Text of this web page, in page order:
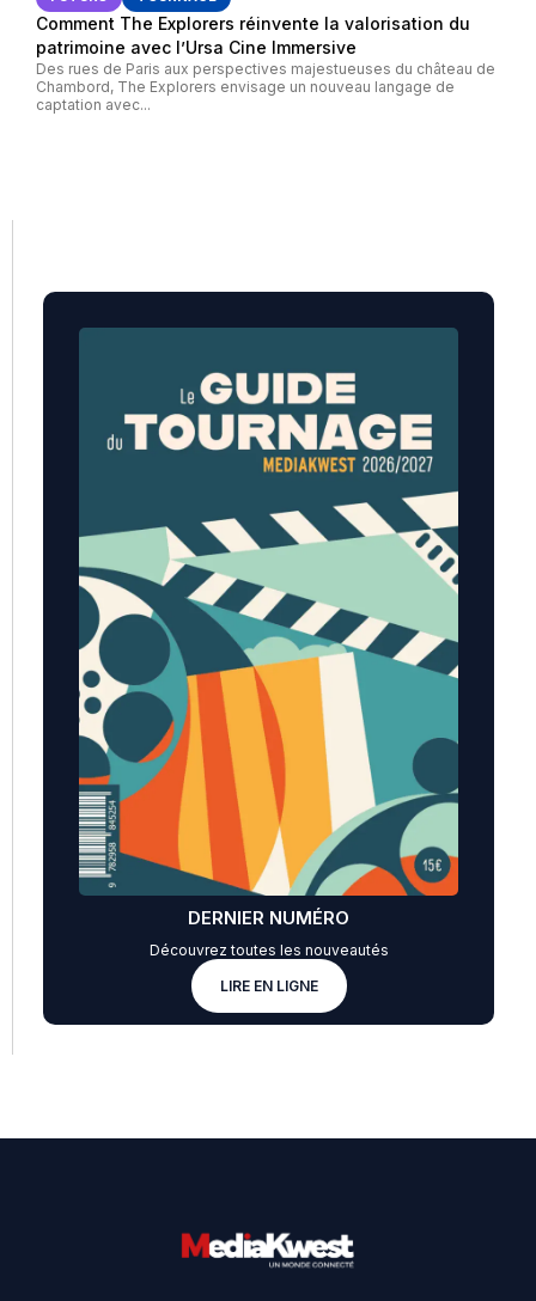
Comment The Explorers réinvente la valorisation du
patrimoine avec l’Ursa Cine Immersive
Des rues de Paris aux perspectives majestueuses du château de
Chambord, The Explorers envisage un nouveau langage de
captation avec...
DERNIER NUMÉRO
Découvrez toutes les nouveautés
LIRE EN LIGNE